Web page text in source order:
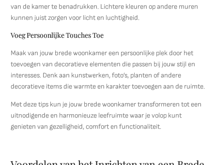
van de kamer te benadrukken. Lichtere kleuren op andere muren
kunnen juist zorgen voor licht en luchtigheid.
Voeg Persoonlijke Touches Toe
Maak van jouw brede woonkamer een persoonlijke plek door het
toevoegen van decoratieve elementen die passen bij jouw stijl en
interesses. Denk aan kunstwerken, foto’s, planten of andere
decoratieve items die warmte en karakter toevoegen aan de ruimte.
Met deze tips kun je jouw brede woonkamer transformeren tot een
uitnodigende en harmonieuze leefruimte waar je volop kunt
genieten van gezelligheid, comfort en functionaliteit.